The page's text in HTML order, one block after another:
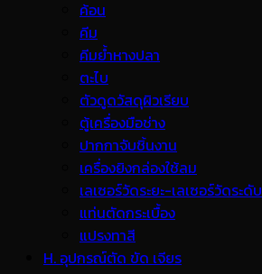
ค้อน
คีม
คีมย้ำหางปลา
ตะไบ
ตัวดูดวัสดุผิวเรียบ
ตู้เครื่องมือช่าง
ปากกาจับชิ้นงาน
เครื่องยิงกล่องใช้ลม
เลเซอร์วัดระยะ-เลเซอร์วัดระดับ
แท่นตัดกระเบื้อง
แปรงทาสี
H. อุปกรณ์ตัด ขัด เจียร